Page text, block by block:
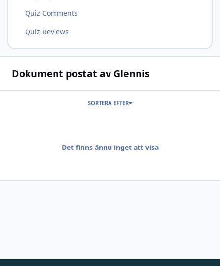
Quiz Comments
Quiz Reviews
Dokument postat av Glennis
SORTERA EFTER
Det finns ännu inget att visa